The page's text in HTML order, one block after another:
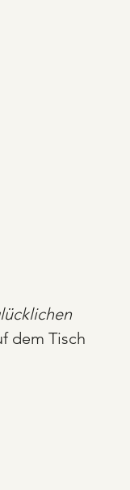
dem Tisch